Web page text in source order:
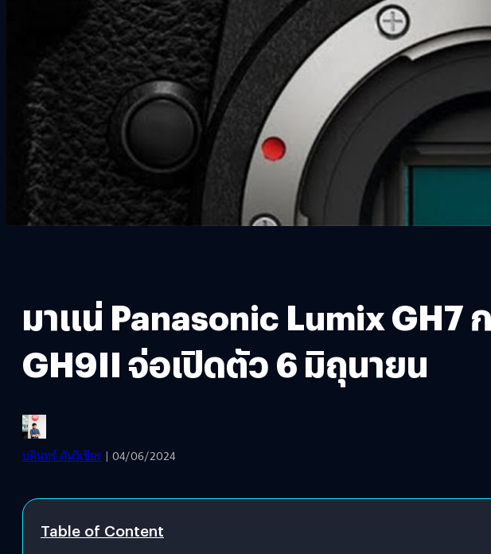
มาแน่ Panasonic Lumix GH7
GH9II จ่อเปิดตัว 6 มิถุนายน
บดินทร์ ตันวิเชียร | 04/06/2024
Table of Content